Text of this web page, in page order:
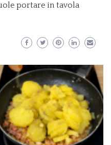
portare in tavola